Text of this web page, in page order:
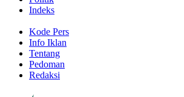
Indeks
Kode Pers
Info Iklan
Tentang
Pedoman
Redaksi